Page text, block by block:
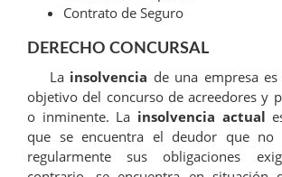
Contrato de Seguro
DERECHO CONCURSAL
La insolvencia de una empresa
objetivo del concurso de acreedores y
o inminente. La insolvencia actual
que se encuentra el deudor que no
regularmente sus obligaciones